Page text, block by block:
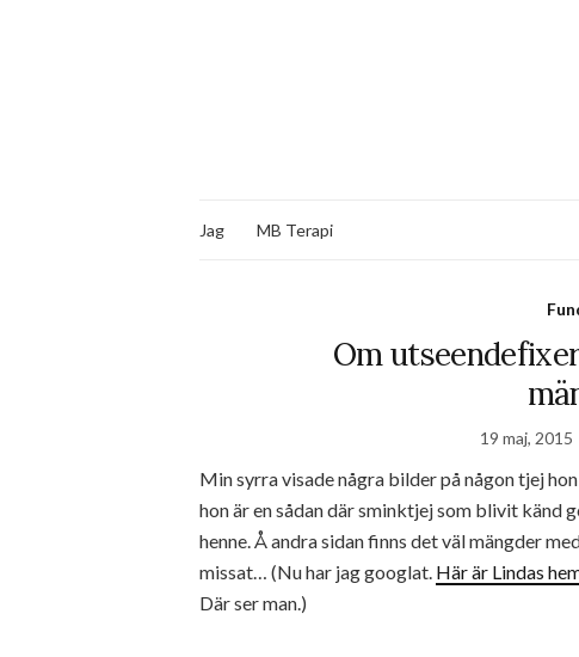
Jag MB Terapi
Om
19 maj, 2015
Min syrra visade några bilder på någon tjej
hon är en sådan där sminktjej som blivit känd
henne. Å andra sidan finns det väl mängder
missat… (Nu har jag googlat. Här är Lindas
Där ser man.)